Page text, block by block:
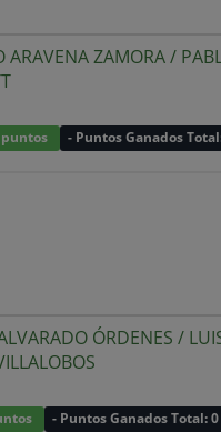
ARAVENA ZAMORA/
- Puntos Ganados
ÓRDENES /
- Puntos Ganados Total: